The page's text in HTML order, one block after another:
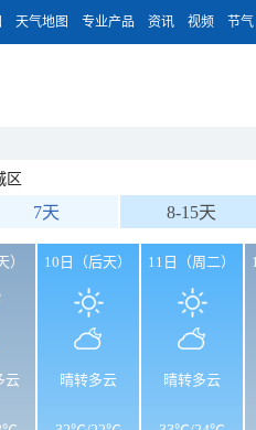
天气地图 专业产品 资讯 视频 节气
区
7天 8-15天
）
云
10日（后天）
晴转多云
11日（周二）
晴转多云